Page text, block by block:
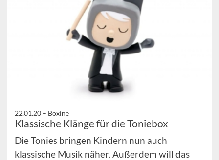
22.01.20 – Boxine
Klassische Klänge für die Toniebox
Die Tonies bringen Kindern nun auch
klassische Musik näher. Außerdem will das